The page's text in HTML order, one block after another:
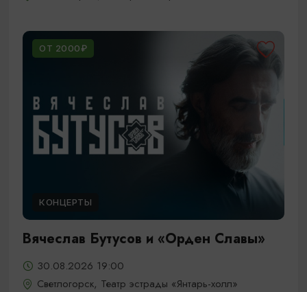
ОТ 2000₽
КОНЦЕРТЫ
Вячеслав Бутусов и «Орден Славы»
30.08.2026 19:00
Светлогорск, Театр эстрады «Янтарь-холл»